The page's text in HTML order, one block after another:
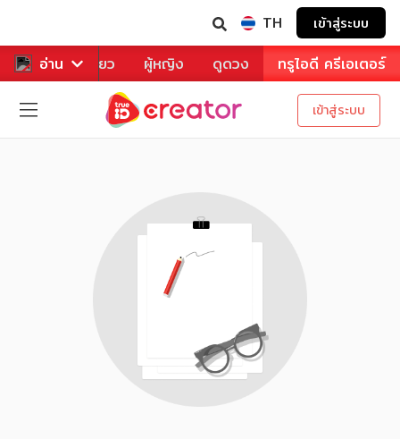
TH เข้าสู่ระบบ
อ่าน
หาร ท่องเที่ยว ผู้หญิง ดูดวง ทรูไอดี ครีเอเตอร์
เข้าสู่ระบบ